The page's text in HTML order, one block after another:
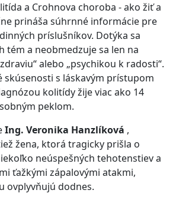
a Crohnova choroba - ako žiť a
prináša súhrnné informácie pre
príslušníkov. Dotýka sa
tém a neobmedzuje sa len na
alebo „psychikou k radosti“.
skúsenosti s láskavým prístupom
kolitídy žije viac ako 14
peklom.
Ing. Veronika Hanzlíková ,
žena, ktorá tragicky prišla o
neúspešných tehotenstiev a
ťažkými zápalovými atakmi,
ovplyvňujú dodnes.